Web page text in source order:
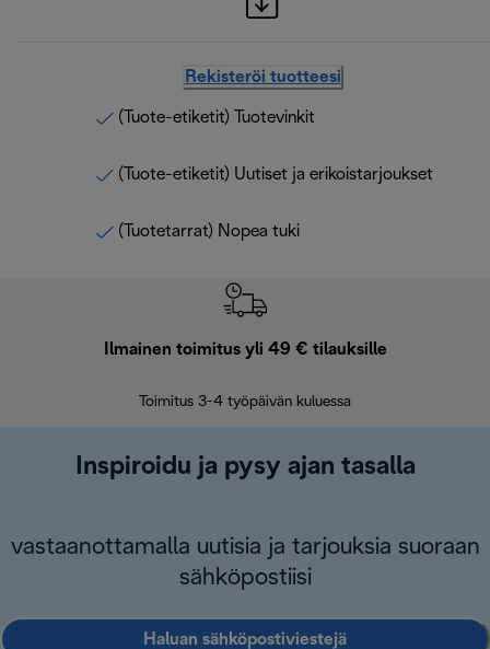
Rekisteröi tuotteesi
(Tuote-etiketit) Tuotevinkit
(Tuote-etiketit) Uutiset ja erikoistarjoukset
(Tuotetarrat) Nopea tuki
Ilmainen toimitus yli 49 € tilauksille
Toimitus 3-4 työpäivän kuluessa
Inspiroidu ja pysy ajan tasalla
vastaanottamalla uutisia ja tarjouksia suoraan
sähköpostiisi
Haluan sähköpostiviestejä